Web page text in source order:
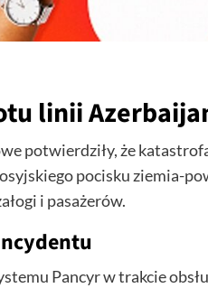
linii
potwierdziły, że
pocisku ziemia-
i pasażerów.
Pancyr w trakcie